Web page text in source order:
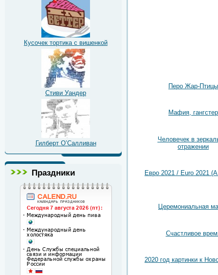
Кусочек тортика с вишенкой
Стиви Уандер
Гилберт О’Салливан
Праздники
Перо Жар-Птицы
Мафия, гангстер
Человечек в
отражении
Евро 2021 / Euro 2021
Церемониальная
Счастливое
2020 год картинки к